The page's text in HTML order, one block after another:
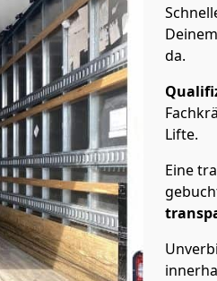
da.
Lifte.
Eine